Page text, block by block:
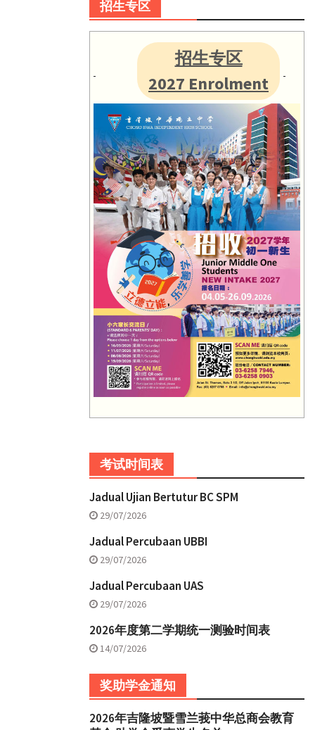
招生专区
招生专区
2027 Enrolment
考试时间表
Jadual Ujian Bertutur BC SPM
29/07/2026
Jadual Percubaan UBBI
29/07/2026
Jadual Percubaan UAS
29/07/2026
2026年度第二学期统一测验时间表
14/07/2026
奖助学金通知
2026年吉隆坡暨雪兰莪中华总商会教育